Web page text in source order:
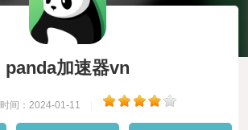
panda加速器vn
时间：2024-01-11